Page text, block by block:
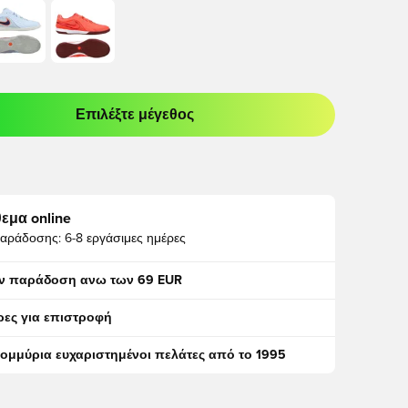
για να συνδεθείτε ή να εγγραφείτε ως μέλος
Επιλέξτε μέγεθος
online
6-8 εργάσιμες ημέρες
παράδοση ανω των 69 EUR
για επιστροφή
ευχαριστημένοι πελάτες από το 1995